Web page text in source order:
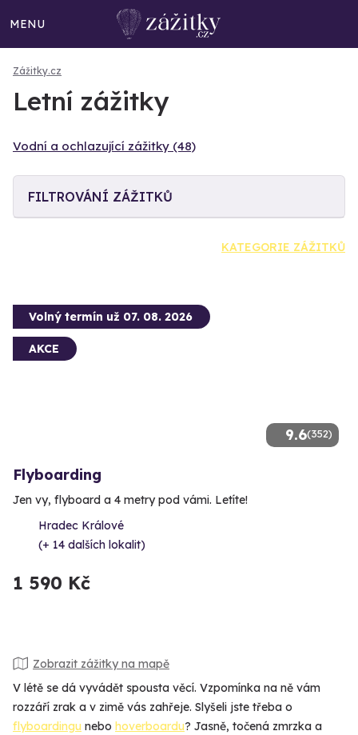
MENU
Zážitky.cz
Letní zážitky
Vodní a ochlazující zážitky (48)
FILTROVÁNÍ ZÁŽITKŮ
KATEGORIE ZÁŽITKŮ
9.6(352)
Volný termín už 07. 08. 2026
AKCE
Flyboarding
Jen vy, flyboard a 4 metry pod vámi. Letíte!
Hradec Králové
(+ 14 dalších lokalit)
1 590 Kč
Zobrazit zážitky na mapě
V létě se dá vyvádět spousta věcí. Vzpomínka na ně vám
rozzáří zrak a v zimě vás zahřeje. Slyšeli jste třeba o
flyboardingu nebo hoverboardu? Jasně, točená zmrzka a